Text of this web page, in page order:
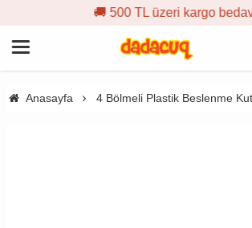
500 TL üzeri kargo bedava
Anasayfa 4 Bölmeli Plastik Beslenme